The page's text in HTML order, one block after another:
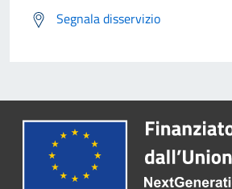
Segnala disservizio